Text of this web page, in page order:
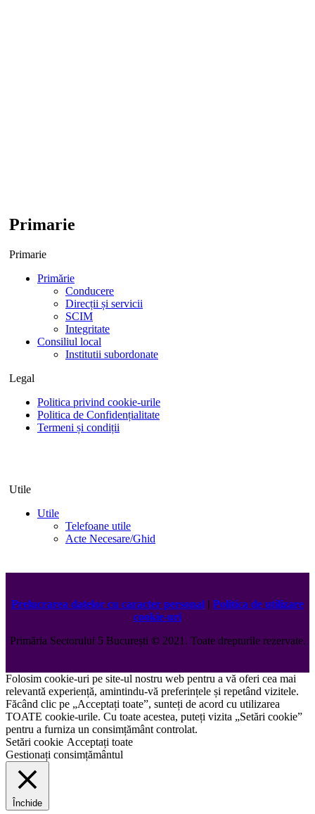
Primarie
Primarie
Primărie
Conducere
Direcții și servicii
SCIM
Integritate
Consiliul local
Institutii subordonate
Legal
Politica privind cookie-urile
Politica de Confidențialitate
Termeni și condiții
Utile
Utile
Telefoane utile
Acte Necesare/Ghid
Prelucrarea datelor cu caracter personal | Politica de utilizare
cookie-uri
Primăria Sectorului 5 București ©️2021. Toate drepturile rezervate.
Folosim cookie-uri pe site-ul nostru web pentru a vă oferi cea mai
relevantă experiență, amintindu-vă preferințele și repetând vizitele.
Făcând clic pe „Acceptați toate”, sunteți de acord cu utilizarea
TOATE cookie-urile. Cu toate acestea, puteți vizita „Setări cookie”
pentru a furniza un consimțământ controlat.
Setări cookie Acceptați toate
Gestionați consimțământul
Închide